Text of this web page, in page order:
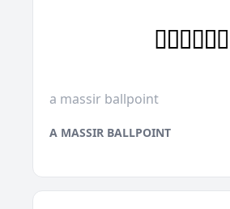
a massir ballpoint
A MASSIR BALLPOINT